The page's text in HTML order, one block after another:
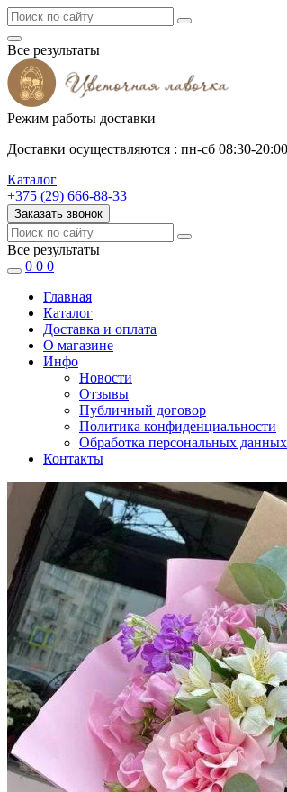
Все результаты
Режим работы доставки
Доставки осуществляются : пн-сб 08:30-
Каталог
+375 (29) 666-88-33
Заказать звонок
Все результаты
0 0 0
Главная
Каталог
Доставка и оплата
О магазине
Инфо
Новости
Отзывы
Публичный договор
Политика конфиденциальности
Обработка персональных данных
Контакты